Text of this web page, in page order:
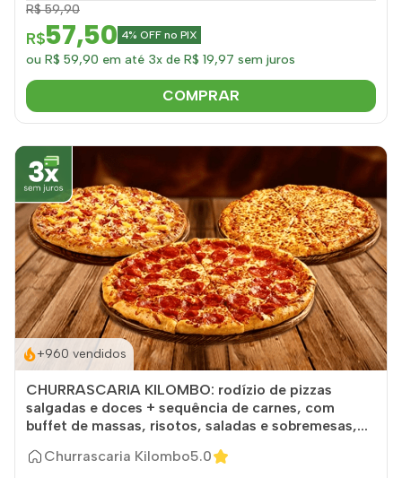
R$ 59,90
R$57,50 4% OFF no PIX
ou R$ 59,90 em até 3x de R$ 19,97 sem juros
COMPRAR
+960 vendidos
CHURRASCARIA KILOMBO: rodízio de pizzas
salgadas e doces + sequência de carnes, com
buffet de massas, risotos, saladas e sobremesas,...
Churrascaria Kilombo5.0